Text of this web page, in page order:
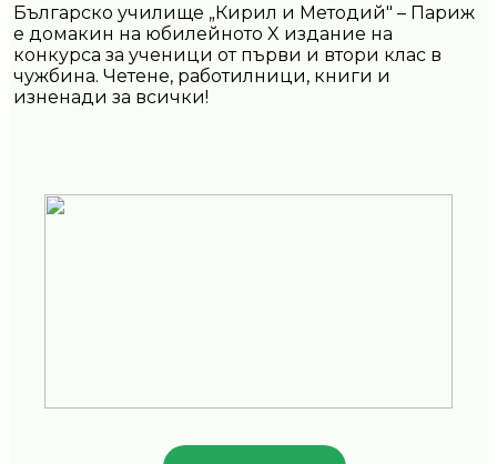
Българско училище „Кирил и Методий" – Париж
е домакин на юбилейното X издание на
конкурса за ученици от първи и втори клас в
чужбина. Четене, работилници, книги и
изненади за всички!